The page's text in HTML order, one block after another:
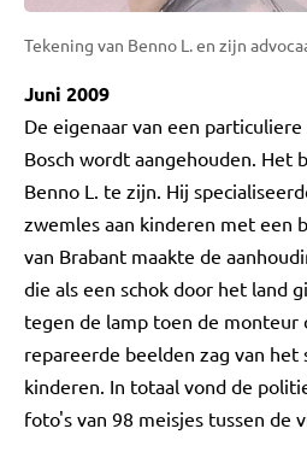
Tekening van Benno L. en zijn
Juni 2009
De eigenaar van een
Bosch wordt aangehouden. Het
Benno L. te zijn. Hij
zwemles aan kinderen met een
van Brabant maakte de
die als een schok door het land
tegen de lamp toen de monteur
repareerde beelden zag van het
kinderen. In totaal vond de
foto's van 98 meisjes tussen de